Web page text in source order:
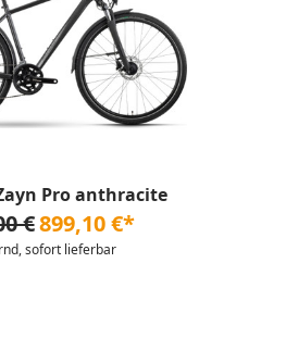
Pro anthracite
€899,10 €*
sofort lieferbar